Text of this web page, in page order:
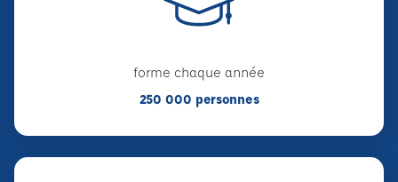
forme chaque année
250 000 personnes